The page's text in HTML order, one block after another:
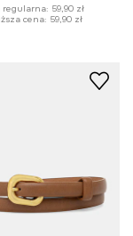
regularna: 59,90 zł
cena: 59,90 zł